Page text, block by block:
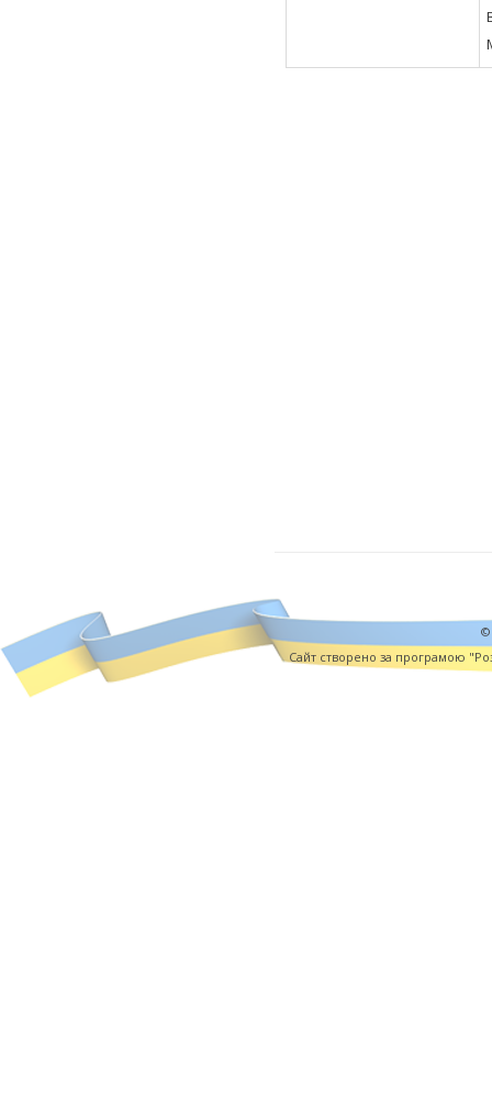
©
Cайт створено за програмою